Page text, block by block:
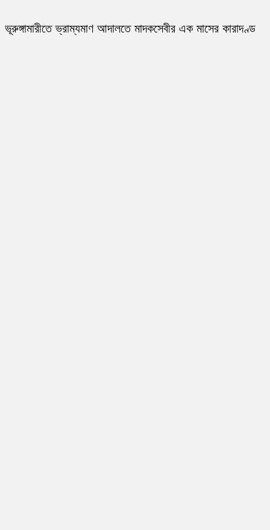
ভূরুঙ্গামারীতে ভ্রাম্যমাণ আদালতে মাদকসেবীর এক মাসের কারাদণ্ড